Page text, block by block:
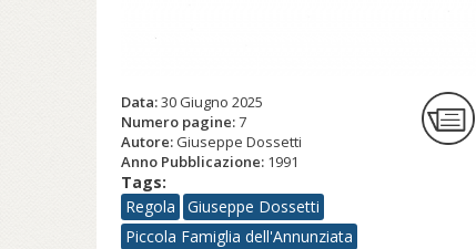
Data:30 Giugno 2025
Numero pagine:7
Autore: Giuseppe Dossetti
Anno Pubblicazione: 1991
Tags:
Regola
Giuseppe Dossetti
Piccola Famiglia dell'Annunziata